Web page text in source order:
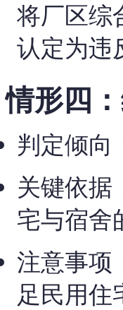
将厂区综
认定为违
情形四
判定倾向
关键依据
宅与宿舍
注意事项
足民用住